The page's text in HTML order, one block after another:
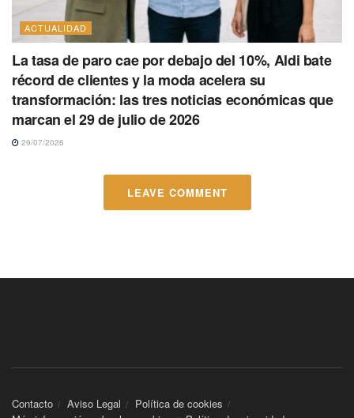
ACTUALIDAD
La tasa de paro cae por debajo del 10%, Aldi bate
récord de clientes y la moda acelera su
transformación: las tres noticias económicas que
marcan el 29 de julio de 2026
29/07/2026
LEAVE COMMENT
Contacto Aviso Legal
Política de cookies